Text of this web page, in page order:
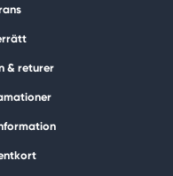
& returer